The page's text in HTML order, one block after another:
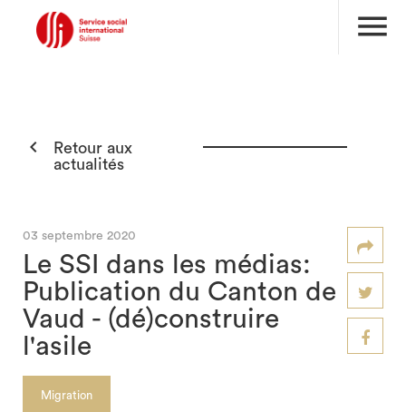
menu

Retour aux
actualités
03 septembre 2020
Le SSI dans les médias:
Publication du Canton de
Vaud - (dé)construire
l'asile
Migration